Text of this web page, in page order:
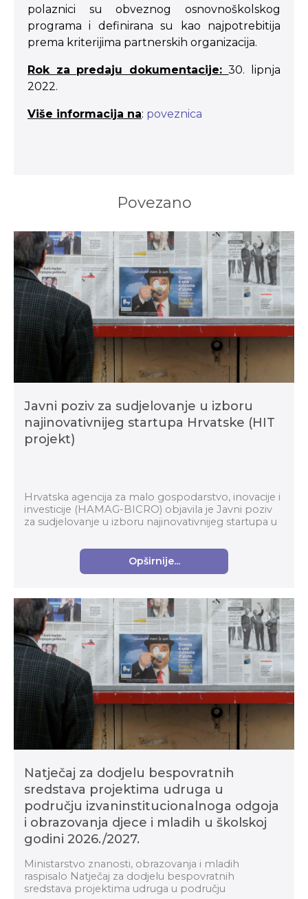
polaznici su obveznog osnovnoškolskog
programa i definirana su kao najpotrebitija
prema kriterijima partnerskih organizacija.
Rok za predaju dokumentacije:30. lipnja
2022.
Više informacija na: poveznica
Povezano
Javni poziv za sudjelovanje u izboru
najinovativnijeg startupa Hrvatske (HIT
projekt)
Hrvatska agencija za malo gospodarstvo, inovacije i
investicije (HAMAG-BICRO) objavila je Javni poziv
za sudjelovanje u izboru najinovativnijeg startupa u
Opširnije...
Natječaj za dodjelu bespovratnih
sredstava projektima udruga u
području izvaninstitucionalnoga odgoja
i obrazovanja djece i mladih u školskoj
godini 2026./2027.
Ministarstvo znanosti, obrazovanja i mladih
raspisalo Natječaj za dodjelu bespovratnih
sredstava projektima udruga u području